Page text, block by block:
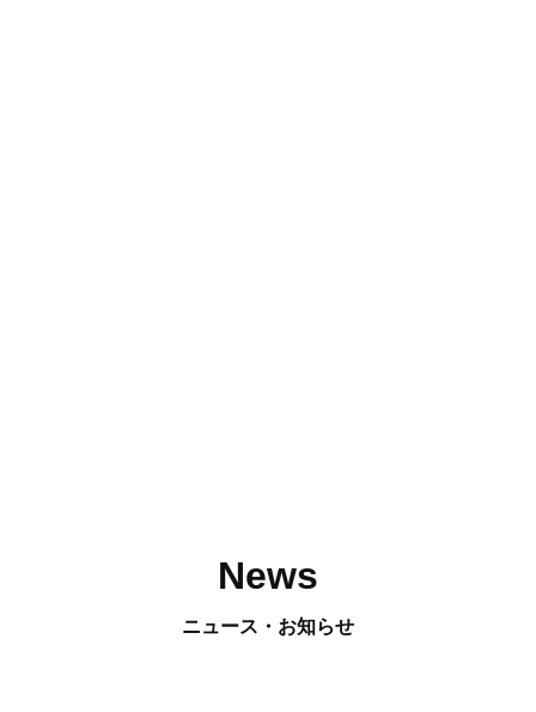
News
ニュース・お知らせ